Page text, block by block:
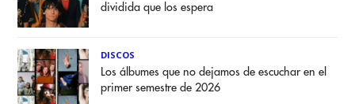
dividida que los espera
DISCOS
Los álbumes que no dejamos de escuchar en el
primer semestre de 2026